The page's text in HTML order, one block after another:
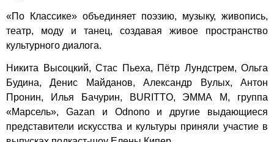
«По Классике» объединяет поэзию, музыку, живопись,
театр, моду и танец, создавая живое пространство
культурного диалога.
Никита Высоцкий, Стас Пьеха, Пётр Лундстрем, Ольга
Будина, Денис Майданов, Александр Вулых, Антон
Пронин, Илья Бачурин, BURITTO, ЭММА М, группа
«Марсель», Gazan и Odnono и другие выдающиеся
представители искусства и культуры приняли участие в